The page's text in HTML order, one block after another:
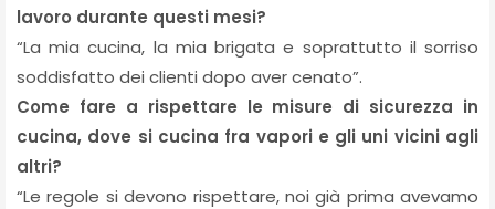
lavoro durante questi mesi?
“La mia cucina, la mia brigata e soprattutto il sorriso
soddisfatto dei clienti dopo aver cenato”.
Come fare a rispettare le misure di sicurezza in
cucina, dove si cucina fra vapori e gli uni vicini agli
altri?
“Le regole si devono rispettare, noi già prima avevamo